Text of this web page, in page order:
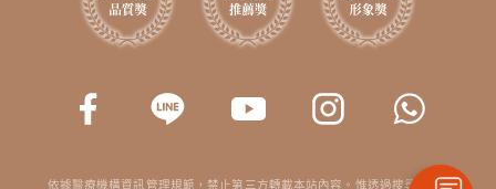
依據醫療機構資訊管理規範，禁止第三方轉載本站內容。惟透過搜尋